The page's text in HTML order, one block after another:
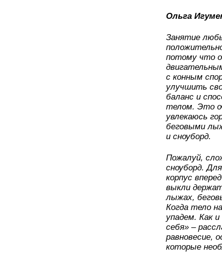
Ольга
Занятие
потому что
с конным
улучшить
баланс и
телом. Это
увлекаюсь
беговыми
и сноуборд.
Пожалуй,
сноуборд.
корпус
вык­ли
лыжах,
Когда тело
упадем. Как
себя» –
равновесие,
которые